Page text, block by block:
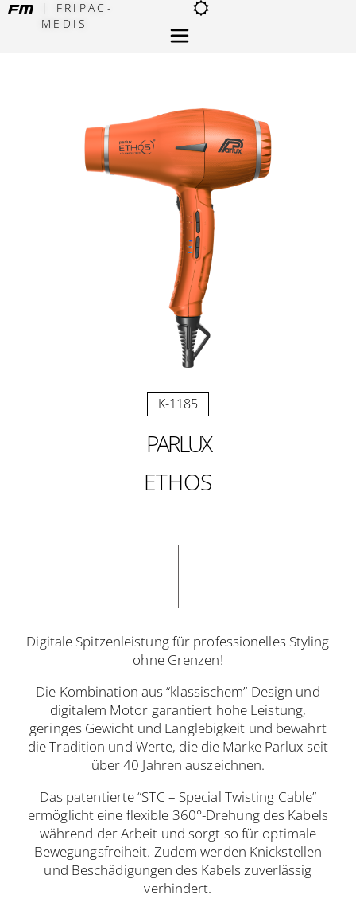
| FRIPAC-
MEDIS
K-1185
PARLUX
ETHOS
Digitale Spitzenleistung für professionelles Styling
ohne Grenzen!
Die Kombination aus “klassischem” Design und
digitalem Motor garantiert hohe Leistung,
geringes Gewicht und Langlebigkeit und bewahrt
die Tradition und Werte, die die Marke Parlux seit
über 40 Jahren auszeichnen.
Das patentierte “STC – Special Twisting Cable”
ermöglicht eine flexible 360°-Drehung des Kabels
während der Arbeit und sorgt so für optimale
Bewegungsfreiheit. Zudem werden Knickstellen
und Beschädigungen des Kabels zuverlässig
verhindert.